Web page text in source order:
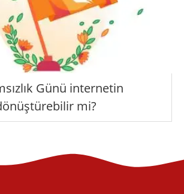
Günü internetin
mi?